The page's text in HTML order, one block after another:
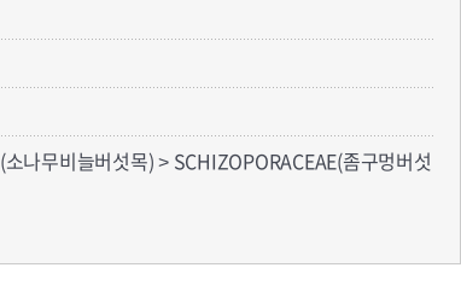
나무비늘버섯목) > SCHIZOPORACEAE(좀구멍버섯